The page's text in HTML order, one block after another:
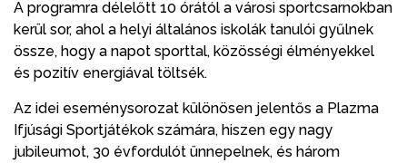
A programra délelőtt 10 órától a városi sportcsarnokban
kerül sor, ahol a helyi általános iskolák tanulói gyűlnek
össze, hogy a napot sporttal, közösségi élményekkel
és pozitív energiával töltsék.
Az idei eseménysorozat különösen jelentős a Plazma
Ifjúsági Sportjátékok számára, hiszen egy nagy
jubileumot, 30 évfordulót ünnepelnek, és három